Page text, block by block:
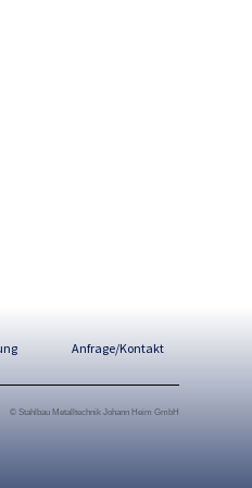
Anfrage/Kontakt
© Stahlbau Metalltechnik Johann Heim GmbH